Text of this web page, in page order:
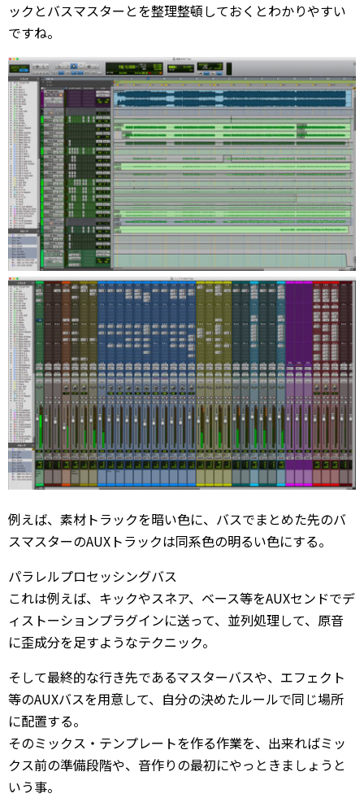
ックとバスマスターとを整理整頓しておくとわかりやすい
ですね。
例えば、素材トラックを暗い色に、バスでまとめた先のバ
スマスターのAUXトラックは同系色の明るい色にする。
パラレルプロセッシングバス
これは例えば、キックやスネア、ベース等をAUXセンドでデ
ィストーションプラグインに送って、並列処理して、原音
に歪成分を足すようなテクニック。
そして最終的な行き先であるマスターバスや、エフェクト
等のAUXバスを用意して、自分の決めたルールで同じ場所
に配置する。
そのミックス・テンプレートを作る作業を、出来ればミッ
クス前の準備段階や、音作りの最初にやっときましょうと
いう事。